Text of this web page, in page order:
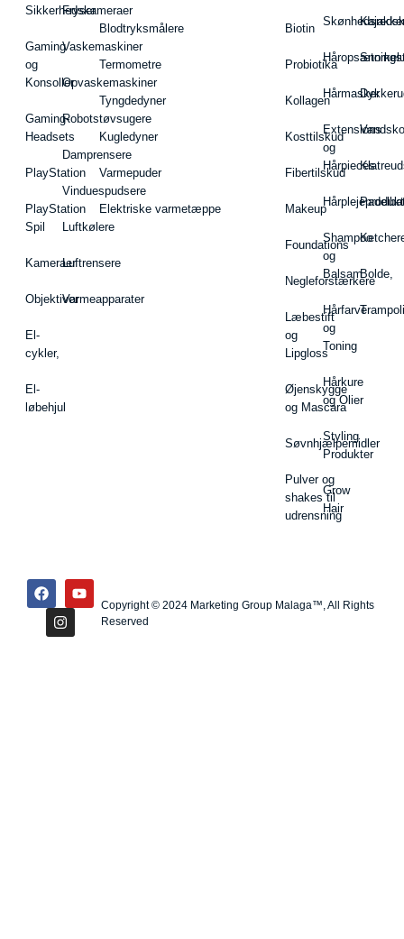
Sikkerhedskameraer
Gaming
og
Konsoller
Gaming-
Headsets
PlayStation
PlayStation
Spil
Kameraer
Objektiver
El-
cykler,
El-
løbehjul
Fryser
Vaskemaskiner
Opvaskemaskiner
Robotstøvsugere
Damprensere
Vinduespudsere
Luftkølere
Luftrensere
Varmeapparater
Blodtryksmålere
Termometre
Tyngdedyner
Kugledyner
Varmepuder
Elektriske varmetæppe
Biotin
Probiotika
Kollagen
Kosttilskud
Fibertilskud
Makeup
Foundations
Negleforstærkere
Læbestift
og
Lipgloss
Øjenskygge
og Mascara
Søvnhjælpemidler
Pulver og
shakes til
udrensning
Hårmasker
Extensions
og
Hårpieces
Shampoo
og
Balsam
Hårfarve
og
Toning
Hårkure
og Olier
Styling
Produkter
Grow
Hair
Vandsko
Bolde,
Copyright © 2024 Marketing Group Malaga™, All Rights
Reserved